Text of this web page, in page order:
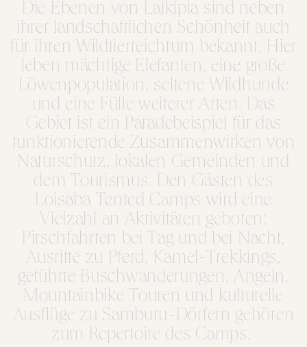
Die Ebenen von Laikipia sind neben
ihrer landschaftlichen Schönheit auch
für ihren Wildtierreichtum bekannt. Hier
leben mächtige Elefanten, eine große
Löwenpopulation, seltene Wildhunde
und eine Fülle weiterer Arten. Das
Gebiet ist ein Paradebeispiel für das
funktionierende Zusammenwirken von
Naturschutz, lokalen Gemeinden und
dem Tourismus. Den Gästen des
Loisaba Tented Camps wird eine
Vielzahl an Aktivitäten geboten:
Pirschfahrten bei Tag und bei Nacht,
Ausritte zu Pferd, Kamel-Trekkings,
geführte Buschwanderungen, Angeln,
Mountainbike Touren und kulturelle
Ausflüge zu Samburu-Dörfern gehören
zum Repertoire des Camps.